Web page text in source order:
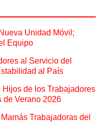
Unidad Móvil;
Equipo
al Servicio del
al País
Hijos de los Trabajadores
de Verano 2026
Trabajadoras del